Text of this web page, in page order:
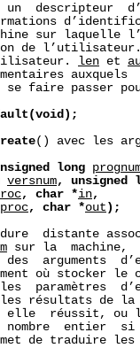
descripteur
sur laquelle
de
len et
auxquels
faire passer
() avec les
long
versnum, unsigned
, char *in,
, char *out );
distante
sur la
des  arguments
où stocker
paramètres
les résultats de
elle  réussit, ou
entier
de traduire les